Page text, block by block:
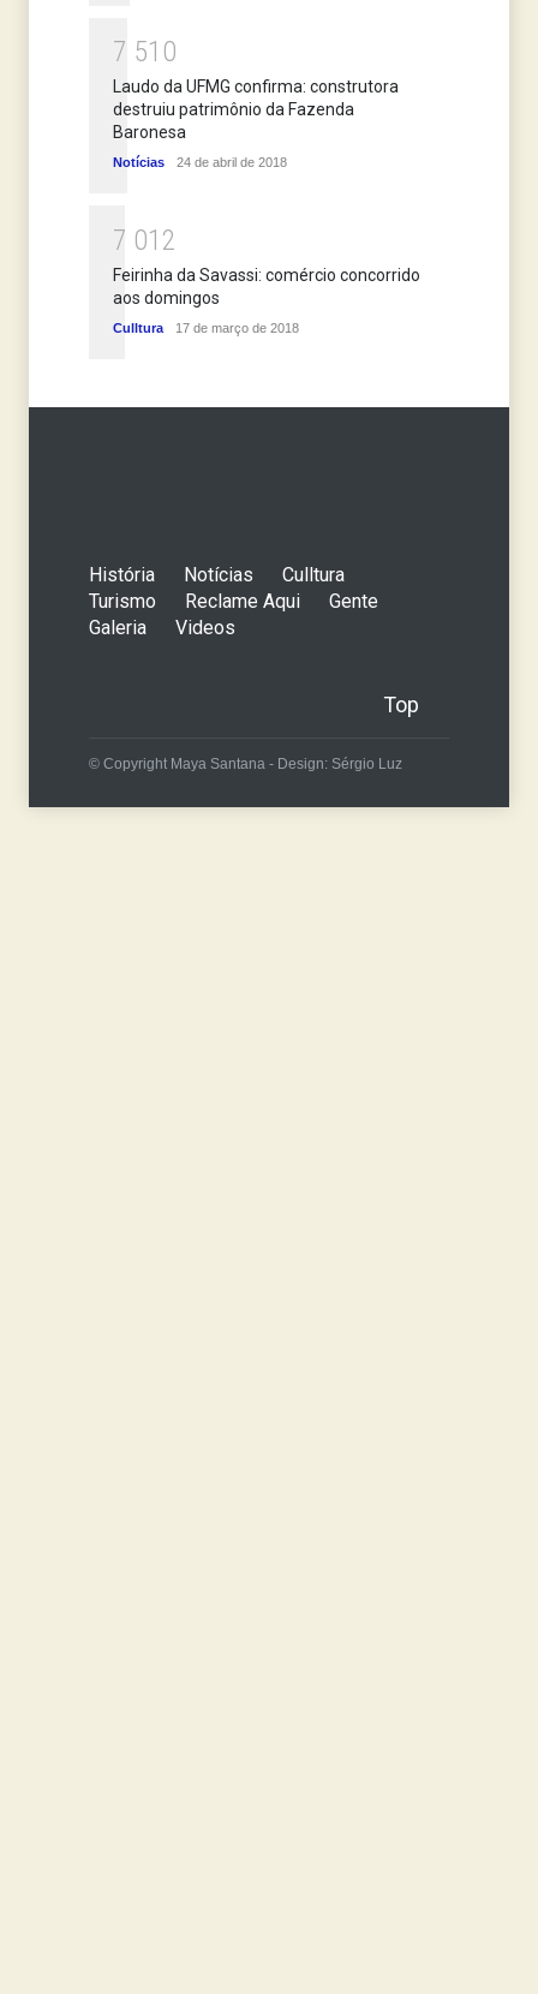
7 51 0
Laudo da UFMG confirma: construtora
destruiu patrimônio da Fazenda
Baronesa
Notícias 24 de abril de 2018
7 01 2
Feirinha da Savassi: comércio concorrido
aos domingos
Culltura 17 de março de 2018
História Notícias
Culltura
Turismo
Reclame Aqui
Gente
Galeria
Videos
Top
© Copyright Maya Santana - Design: Sérgio Luz